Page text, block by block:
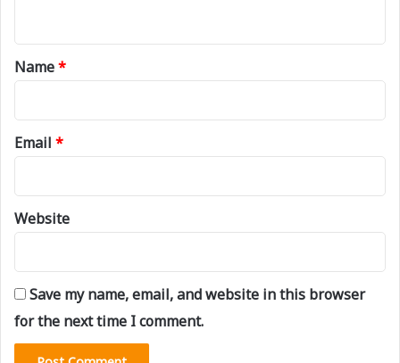
*
Name*
Email *
Website
Save my name, email, and website in this browser
for the next time I comment.